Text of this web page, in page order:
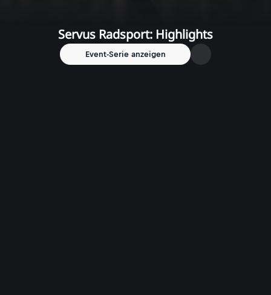
Servus Radsport: Highlights
Event-Serie anzeigen